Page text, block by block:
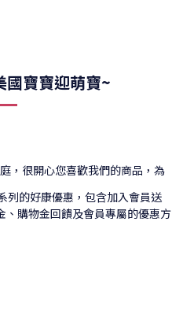
國寶寶迎萌寶~
，很開心您喜歡我們的商品，為
列的好康優惠，包含加入會員送
、購物金回饋及會員專屬的優惠方